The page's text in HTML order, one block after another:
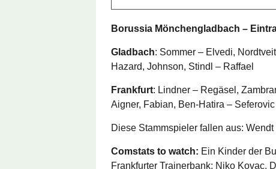
Borussia Mönchengladbach –
Gladbach: Sommer – Elvedi,
Hazard, Johnson, Stindl – Raffael
Frankfurt: Lindner – Regäsel,
Aigner, Fabian, Ben-Hatira – Seferovic
Diese Stammspieler fallen aus:
Comstats to watch: Ein Kinder der
Frankfurter Trainerbank: Niko Kovac.